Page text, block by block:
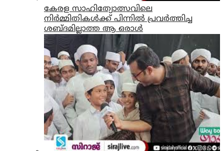
കേരള സാഹിത്യോത്സവിലെ
നിർമ്മിതികൾക്ക് പിന്നിൽ പ്രവർത്തിച്ച
ശബ്ദമില്ലാത്ത ആ ഒരാൾ